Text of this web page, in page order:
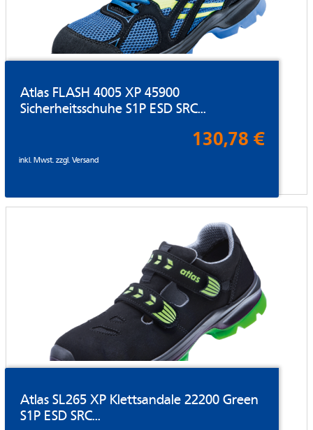
Atlas FLASH 4005 XP 45900
Sicherheitsschuhe S1P ESD SRC...
130,78 €
inkl. Mwst. zzgl.Versand
Atlas SL265 XP Klettsandale 22200 Green
S1P ESD SRC...